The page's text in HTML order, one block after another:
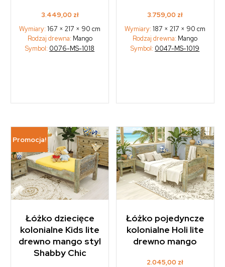
3.449,00 zł
Wymiary:167 × 217 × 90 cm
Rodzaj drewna: Mango
Symbol: 0076-MS-1018
3.759,00 zł
Wymiary:187 × 217 × 90 cm
Rodzaj drewna: Mango
Symbol: 0047-MS-1019
Promocja!
Łóżko dziecięce
kolonialne Kids lite
drewno mango styl
Shabby Chic
Łóżko pojedyncze
kolonialne Holi lite
drewno mango
2.045,00 zł